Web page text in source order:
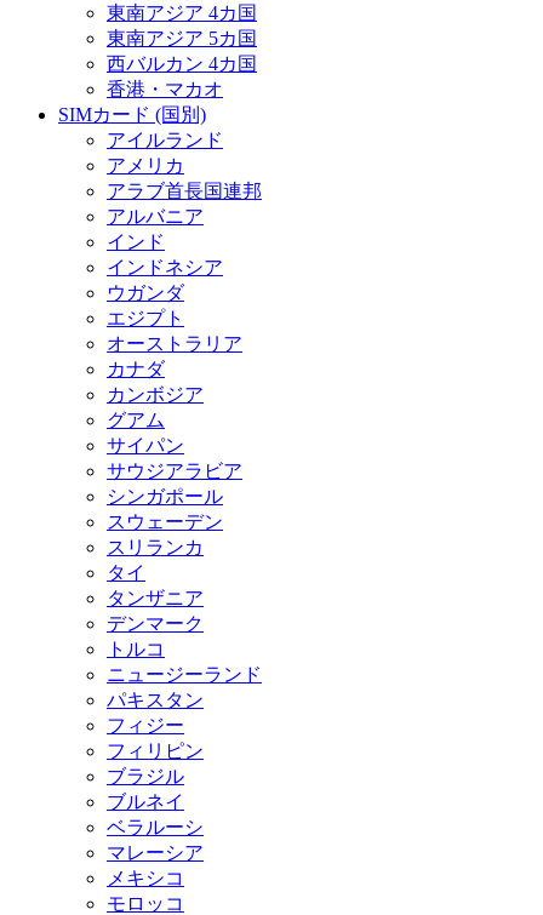
東南アジア 4カ国
東南アジア 5カ国
西バルカン 4カ国
香港・マカオ
SIMカード (国別)
アイルランド
アメリカ
アラブ首長国連邦
アルバニア
インド
インドネシア
ウガンダ
エジプト
オーストラリア
カナダ
カンボジア
グアム
サイパン
サウジアラビア
シンガポール
スウェーデン
スリランカ
タイ
タンザニア
デンマーク
トルコ
ニュージーランド
パキスタン
フィジー
フィリピン
ブラジル
ブルネイ
ベラルーシ
マレーシア
メキシコ
モロッコ